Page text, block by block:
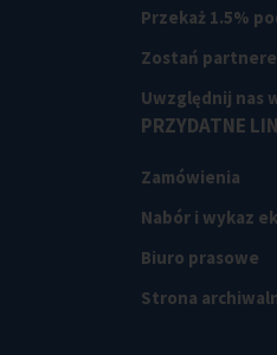
Przekaż 1.5%
Zostań
Uwzględnij nas
PRZYDATNE
Zamówienia
Nabór i wykaz
Biuro prasowe
Strona